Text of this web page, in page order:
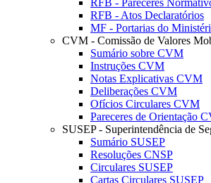
RFB - Atos Declaratórios
MF - Portarias do
CVM - Comissão de Valores
Sumário sobre CVM
Instruções CVM
Notas Explicativas CVM
Deliberações CVM
Ofícios Circulares CVM
Pareceres de Orientação
SUSEP - Superintendência de
Sumário SUSEP
Resoluções CNSP
Circulares SUSEP
Cartas Circulares SUSEP